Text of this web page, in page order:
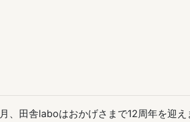
、田舎laboはおかげさまで12周年を迎